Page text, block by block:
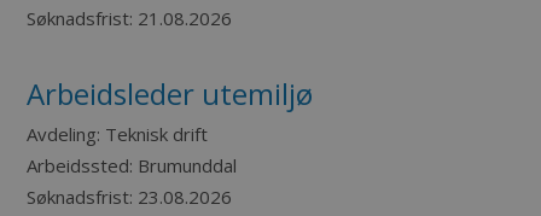
Søknadsfrist: 21.08.2026
Arbeidsleder utemiljø
Avdeling: Teknisk drift
Arbeidssted: Brumunddal
Søknadsfrist: 23.08.2026